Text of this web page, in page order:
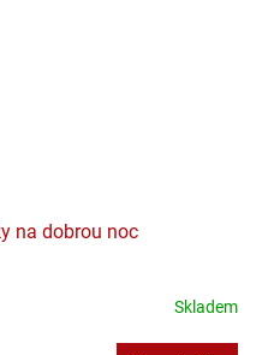
na dobrou noc
Skladem